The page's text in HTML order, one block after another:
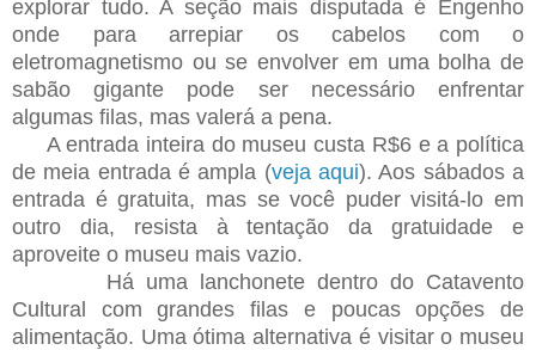
explorar tudo. A seção mais disputada é Engenho
onde para arrepiar os cabelos com o
eletromagnetismo ou se envolver em uma bolha de
sabão gigante pode ser necessário enfrentar
algumas filas, mas valerá a pena.
A entrada inteira do museu custa R$6 e a política
de meia entrada é ampla (veja aqui). Aos sábados a
entrada é gratuita, mas se você puder visitá-lo em
outro dia, resista à tentação da gratuidade e
aproveite o museu mais vazio.
Há uma lanchonete dentro do Catavento
Cultural com grandes filas e poucas opções de
alimentação. Uma ótima alternativa é visitar o museu